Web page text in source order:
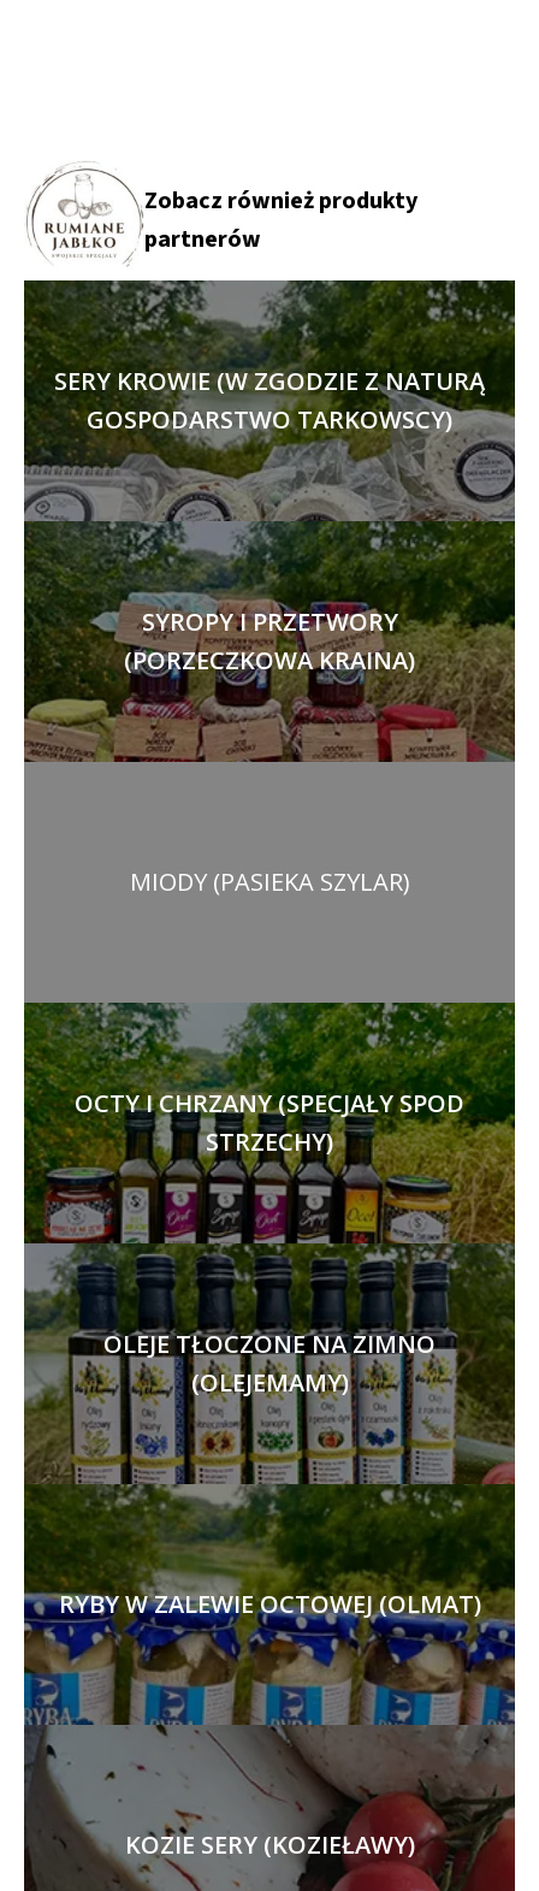
Zobacz również produkty
partnerów
SERY KROWIE (W ZGODZIE Z NATURĄ
GOSPODARSTWO TARKOWSCY)
SYROPY I PRZETWORY
(PORZECZKOWA KRAINA)
MIODY (PASIEKA SZYLAR)
OCTY I CHRZANY (SPECJAŁY SPOD
STRZECHY)
OLEJE TŁOCZONE NA ZIMNO
(OLEJEMAMY)
RYBY W ZALEWIE OCTOWEJ (OLMAT)
KOZIE SERY (KOZIEŁAWY)